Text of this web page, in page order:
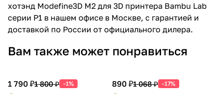
хотэнд Modefine3D M2 для 3D принтера Bambu Lab
серии P1 в нашем офисе в Москве, с гарантией и
доставкой по России от официального дилера.
Вам также может понравиться
1 790 ₽1 800 ₽ -1% 890 ₽1 068 ₽ -17%